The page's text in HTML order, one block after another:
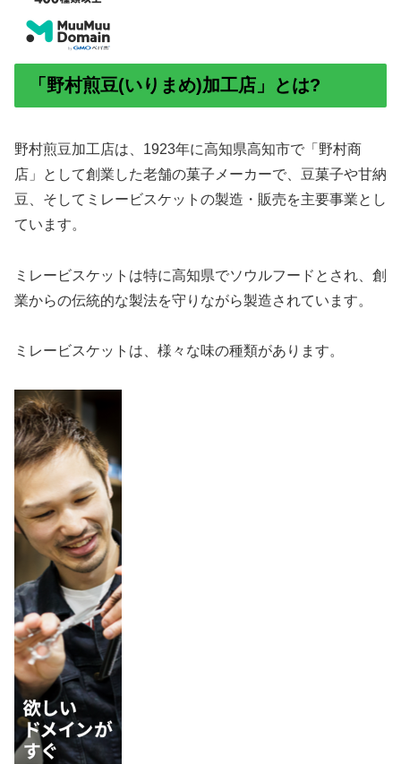
「野村煎豆(いりまめ)加工店」とは?
野村煎豆加工店は、1923年に高知県高知市で「野村商
店」として創業した老舗の菓子メーカーで、豆菓子や甘納
豆、そしてミレービスケットの製造・販売を主要事業とし
ています。
ミレービスケットは特に高知県でソウルフードとされ、創
業からの伝統的な製法を守りながら製造されています。
ミレービスケットは、様々な味の種類があります。